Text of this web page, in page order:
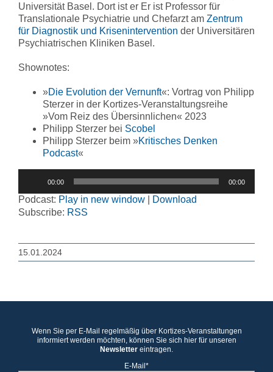
Universität Basel. Dort ist er Er ist Professor für
Translationale Psychiatrie und Chefarzt am Zentrum
für Diagnostik und Krisenintervention der Universitären
Psychiatrischen Kliniken Basel.
Shownotes:
»Die Evolution der Vernunft«: Vortrag von Philipp
Sterzer in der Kortizes-Veranstaltungsreihe
»Vom Reiz des Übersinnlichen« 2023
Philipp Sterzer bei Scobel
Philipp Sterzer beim »Kritisches Denken
Podcast«
00:00 00:00
Podcast: Play in new window
Download
Subscribe: RSS
15.01.2024
Wenn Sie per E-Mail regelmäßig über Kortizes-Veranstaltungen
informiert werden möchten, können Sie sich hier für unseren
Newsletter eintragen.
E-Mail*